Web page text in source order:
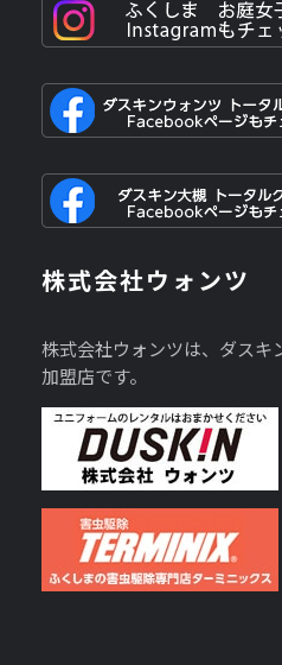
株式会社ウォンツ
株式会社ウォンツは、ダスキ
加盟店です。